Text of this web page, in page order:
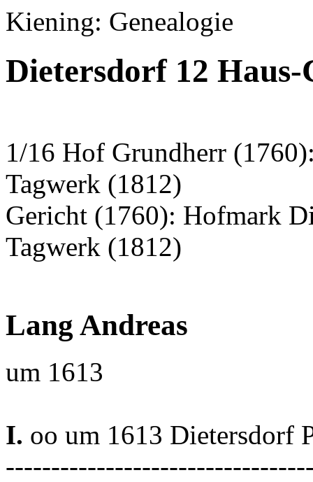
Kiening: Genealogie
Dietersdorf 12
1/16 Hof Grundherr
Tagwerk (1812)
Gericht (1760): Hofmark
Tagwerk (1812)
Lang Andreas
um 1613
I. oo um 1613 Dietersdorf